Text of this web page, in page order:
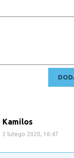
Kamilos
3 lutego 2020, 16:47